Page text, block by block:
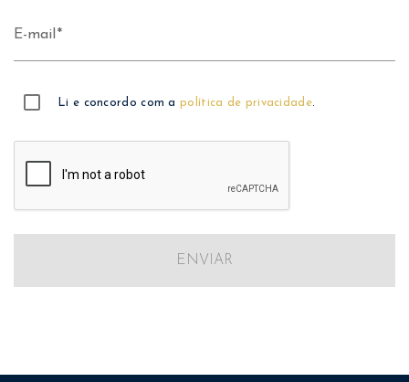
E-mail
Li e concordo com apolítica de privacidade.
ENVIAR